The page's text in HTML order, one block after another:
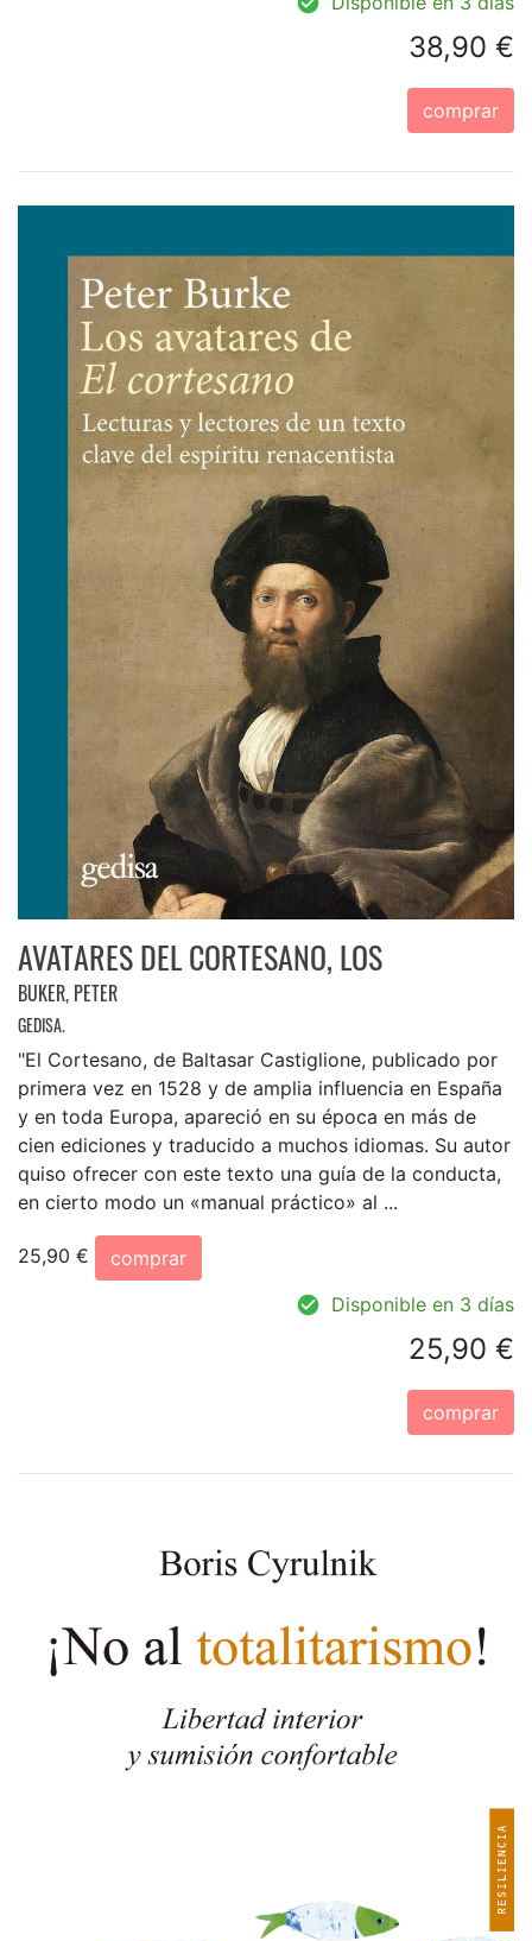
38,90 €
comprar
AVATARES DEL CORTESANO, LOS
BUKER, PETER
GEDISA.
"El Cortesano, de Baltasar Castiglione, publicado por
primera vez en 1528 y de amplia influencia en España
y en toda Europa, apareció en su época en más de
cien ediciones y traducido a muchos idiomas. Su autor
quiso ofrecer con este texto una guía de la conducta,
en cierto modo un «manual práctico» al ...
25,90 €
comprar
Disponible en 3 días
25,90 €
comprar